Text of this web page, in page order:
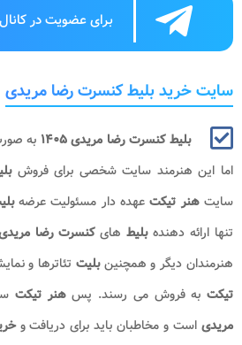
برای عضویت در
سایت خرید بلیط کنسرت رضا مریدی
بلیط کنسرت رضا مریدی ۱۴۰۵
به
اما این هنرمند سایت شخصی برای فروش
سایتهنر تیکتعهده دار مسئولیت عرضه
تنها ارائه دهندهبلیط هایکنسرت رضا
هنرمندان دیگر و همچنینبلیت تئاترها و
تیکت به فروش می رسند. پسهنر تیکت
مریدی است و مخاطبان باید برای دریافت و